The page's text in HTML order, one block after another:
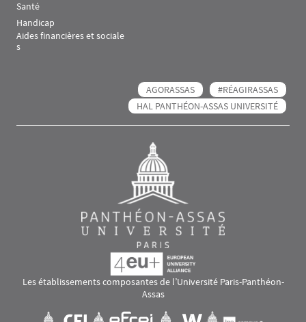
Santé
Handicap
Aides financières et sociale
s
AGORASSAS
#RÉAGIRASSAS
HAL PANTHÉON-ASSAS UNIVERSITÉ
Les établissements composantes de l’Université Paris-Panthéon-
Assas
Visuel svgVisuel svg Visuel svgVisuel svg